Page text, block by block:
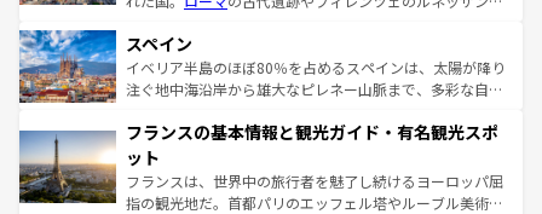
ろん、トスカーナの美しい田園風景やアマルフィ海岸の絶
景など、自然景観も見逃せない。観光の合間には、本場の
ピザやパスタなど、絶品のイタリア料理を堪能することも
ませてくれるイタリアで、忘れられない旅をしてみよう！
なお、新着のイタリア情報は
しい。
スペイン
イベリア半島のほぼ80％を占めるスペインは、太陽が降り
注ぐ地中海沿岸から雄大なピレネー山脈まで、多彩な自然
文化が根付くこの国では、情熱的なフラメンコ、熱気あふ
れる闘牛、そして美味しいタパスが生活の一部となってい
る。首都マドリードの洗練された雰囲気や、バルセロナの
アートに溢れた街角から、地方では古代ローマ遺跡や中世
フランスの基本情報と観光ガイド・有名観光スポ
ット
フランスは、世界中の旅行者を魅了し続けるヨーロッパ屈
指の観光地だ。首都パリのエッフェル塔やルーブル美術館